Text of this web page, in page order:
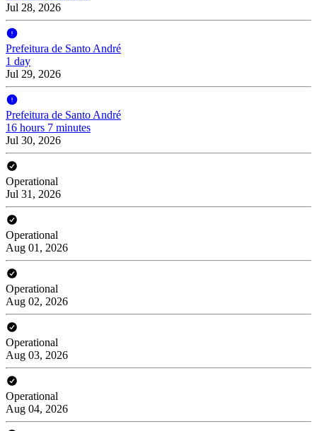
Jul 28, 2026
Prefeitura de Santo André
1 day
Jul 29, 2026
Prefeitura de Santo André
16 hours 7 minutes
Jul 30, 2026
Operational
Jul 31, 2026
Operational
Aug 01, 2026
Operational
Aug 02, 2026
Operational
Aug 03, 2026
Operational
Aug 04, 2026